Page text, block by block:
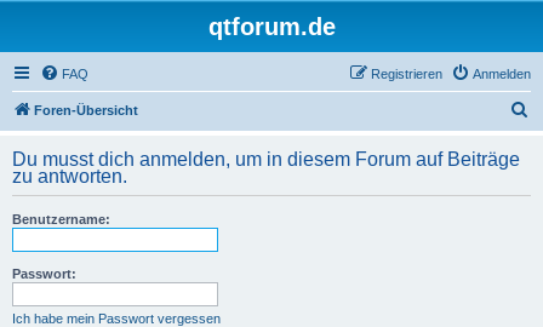
qtforum.de
FAQ Anmelden
Registrieren
Foren-Übersicht
h
Du musst dich anmelden, um in diesem Forum auf Beiträge
zu antworten.
Benutzername:
Passwort:
Ich habe mein Passwort vergessen